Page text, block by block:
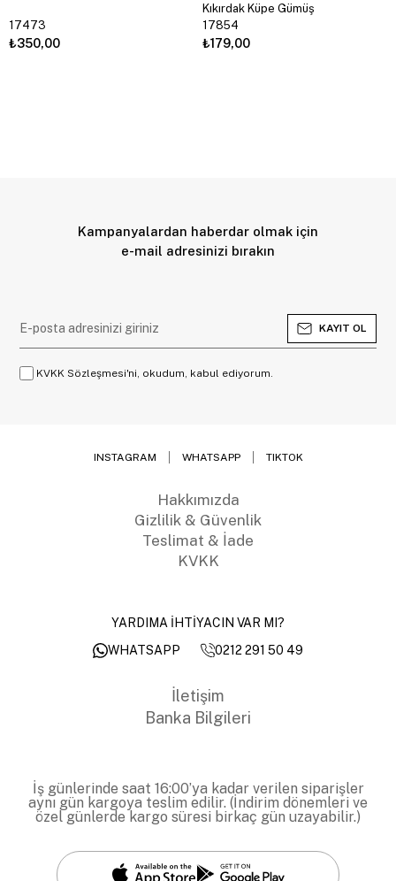
17473
₺350,00
Kıkırdak Küpe Gümüş
17854
₺179,00
Kampanyalardan haberdar olmak için
e-mail adresinizi bırakın
KAYIT OL
KVKK Sözleşmesi'ni, okudum, kabul ediyorum.
INSTAGRAM WHATSAPP TIKTOK
Hakkımızda
Gizlilik & Güvenlik
Teslimat & İade
KVKK
YARDIMA İHTİYACIN VAR MI?
WHATSAPP
0212 291 50 49
İletişim
Banka Bilgileri
İş günlerinde saat 16:00’ya kadar verilen siparişler
aynı gün kargoya teslim edilir. (İndirim dönemleri ve
özel günlerde kargo süresi birkaç gün uzayabilir.)